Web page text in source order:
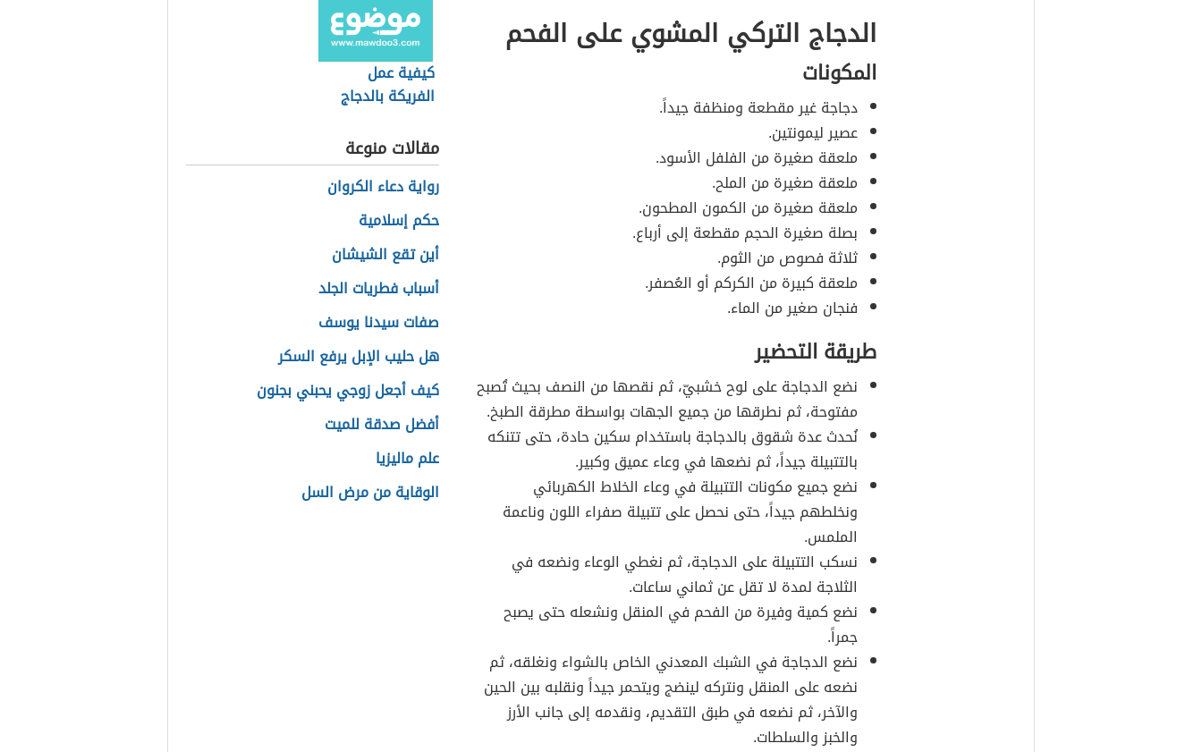
الدجاج التركي المشوي على الفحم
المكونات
دجاجة غير مقطعة ومنظفة جيداً.
عصير ليمونتين.
ملعقة صغيرة من الفلفل الأسود.
ملعقة صغيرة من الملح.
ملعقة صغيرة من الكمون المطحون.
بصلة صغيرة الحجم مقطعة إلى أرباع.
ثلاثة فصوص من الثوم.
ملعقة كبيرة من الكركم أو العُصفر.
فنجان صغير من الماء.
طريقة التحضير
نضع الدجاجة على لوح خشبيّ، ثم نقصها من النصف بحيث تُصبح
مفتوحة، ثم نطرقها من جميع الجهات بواسطة مطرقة الطبخ.
نُحدث عدة شقوق بالدجاجة باستخدام سكين حادة، حتى تتنكه
بالتتبيلة جيداً، ثم نضعها في وعاء عميق وكبير.
نضع جميع مكونات التتبيلة في وعاء الخلاط الكهربائي
ونخلطهم جيداً، حتى نحصل على تتبيلة صفراء اللون وناعمة
الملمس.
نسكب التتبيلة على الدجاجة، ثم نغطي الوعاء ونضعه في
الثلاجة لمدة لا تقل عن ثماني ساعات.
نضع كمية وفيرة من الفحم في المنقل ونشعله حتى يصبح
جمراً.
نضع الدجاجة في الشبك المعدني الخاص بالشواء ونغلقه، ثم
نضعه على المنقل ونتركه لينضج ويتحمر جيداً ونقلبه بين الحين
والآخر، ثم نضعه في طبق التقديم، ونقدمه إلى جانب الأرز
والخبز والسلطات.
كيفية عمل
الفريكة بالدجاج
مقالات منوعة
رواية دعاء الكروان
حكم إسلامية
أين تقع الشيشان
أسباب فطريات الجلد
صفات سيدنا يوسف
هل حليب الإبل يرفع السكر
كيف أجعل زوجي يحبني بجنون
أفضل صدقة للميت
علم ماليزيا
الوقاية من مرض السل